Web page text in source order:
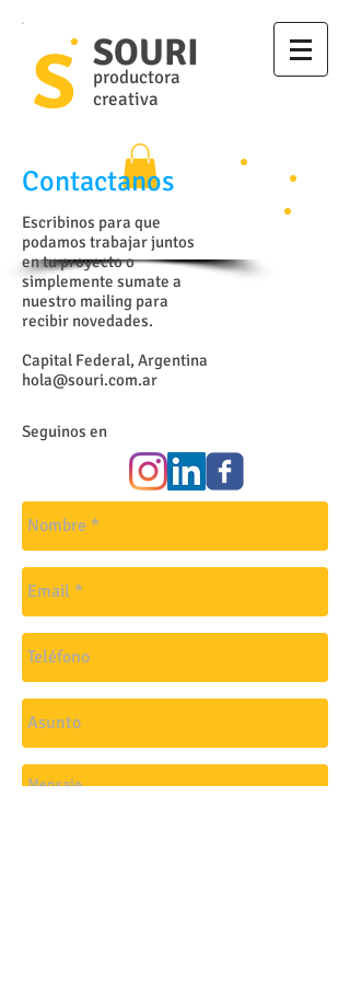
S SOURI
productora
creativa
Contactanos
Escribinos para que
podamos trabajar juntos
en tu proyecto o
simplemente sumate a
nuestro mailing para
recibir novedades.
Capital Federal, Argentina
hola@souri.com.ar
Seguinos en